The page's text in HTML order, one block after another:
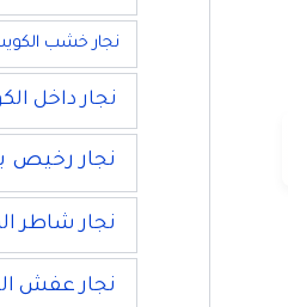
نجار خشب
نجار داخل
نجار رخيص
نجار شاطر
نجار عفش